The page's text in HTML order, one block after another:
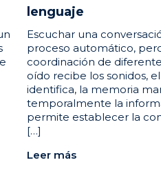
lenguaje
Escuchar una
proceso automático,
coordinación de
oído recibe los sonidos,
identifica, la memoria
temporalmente la
permite establecer la
[…]
Leer más